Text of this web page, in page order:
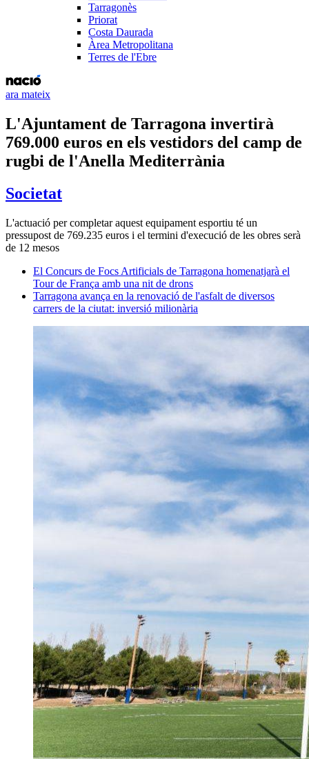
Tarragonès
Priorat
Costa Daurada
Àrea Metropolitana
Terres de l'Ebre
ara mateix
L'Ajuntament de Tarragona invertirà
769.000 euros en els vestidors del camp de
rugbi de l'Anella Mediterrània
Societat
L'actuació per completar aquest equipament esportiu té un
pressupost de 769.235 euros i el termini d'execució de les obres serà
de 12 mesos
El Concurs de Focs Artificials de Tarragona homenatjarà el
Tour de França amb una nit de drons
Tarragona avança en la renovació de l'asfalt de diversos
carrers de la ciutat: inversió milionària